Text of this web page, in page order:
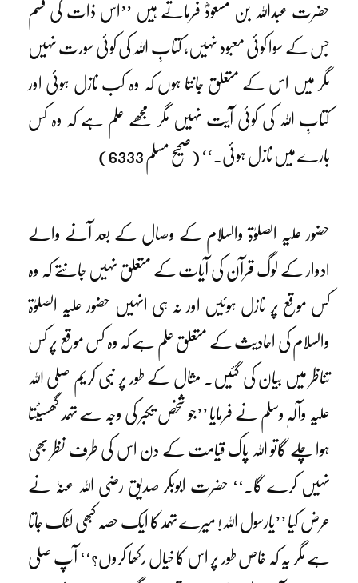
حضرت عبداللہ بن مسعودؓ فرماتے ہیں ’’اس ذات کی قسم
جس کے سوا کوئی معبود نہیں، کتابِ اللہ کی کوئی سورت نہیں
مگر میں اس کے متعلق جانتا ہوں کہ وہ کب نازل ہوئی اور
کتابِ اللہ کی کوئی آیت نہیں مگر مجھے علم ہے کہ وہ کس
بارے میں نازل ہوئی۔‘‘ (صحیح مسلم 6333)
حضور علیہ الصلوٰۃ والسلام کے وصال کے بعد آنے والے
ادوار کے لوگ قرآن کی آیات کے متعلق نہیں جانتے کہ وہ
کس موقع پر نازل ہوئیں اور نہ ہی انہیں حضور علیہ الصلوٰۃ
والسلام کی احادیث کے متعلق علم ہے کہ وہ کس موقع پر کس
تناظر میں بیان کی گئیں۔ مثال کے طور پر نبی کریم صلی اللہ
علیہ وآلہٖ وسلم نے فرمایا ’’جو شخص تکبر کی وجہ سے تہمد گھسیٹتا
ہوا چلے گاتو اللہ پاک قیامت کے دن اس کی طرف نظر بھی
نہیں کرے گا۔‘‘ حضرت ابوبکر صدیق رضی اللہ عنہٗ نے
عرض کیا ’’یارسول اللہ! میرے تہمد کا ایک حصہ کبھی لٹک جاتا
ہے مگر یہ کہ خاص طور پر اس کا خیال رکھا کروں؟‘‘ آپ صلی